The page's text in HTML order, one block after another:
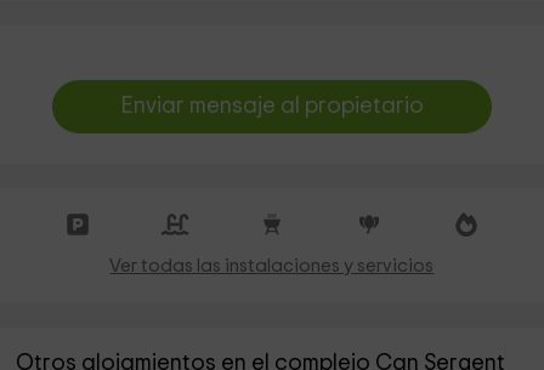
Enviar mensaje al propietario
Ver todas las instalaciones y servicios
Otros alojamientos en el complejo Can Sergent